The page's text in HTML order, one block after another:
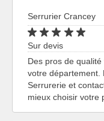
Serrurier Crancey
Sur devis
Des pros de
votre département.
Serrurerie et
mieux choisir votre